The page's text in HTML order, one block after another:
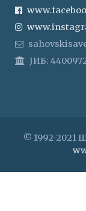
ЈИБ:
© 1992-2021